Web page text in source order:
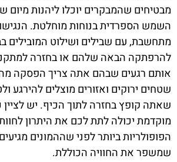
מבטיחים שהמבקרים יוכלו ליהנות
השמש הספרדית בנוחות מוחלטת.
מתחשבת, עם שבילים ושילוט המובילים
להרפתקה הבאה שלהם או בחזרה
אותם רגעים שבהם אתה צריך הפסקה
שטחים ירוקים ואזורים מוצלים להירגע
שאתה קופץ בחזרה לתוך הכיף. יש לציין
מוקדמת יכולה לתת לכם את היתרון
הפופולריות ביותר לפני שההמונים
שמשפר את החוויה הכוללת.